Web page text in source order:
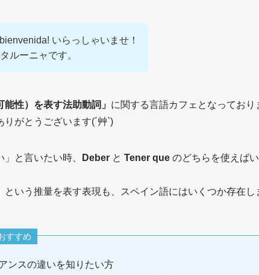
いらっしゃいませ！
ルーニャです。
能性）を表す法助動詞」 に関する言語カフェとなっており
がとうございます(´艸`)
」と言いたい時、 Deber と Tener que のどちらを使えば
という推量を表す表現も、スペイン語にはいくつか存在し
すすめ
ンスの違いを知りたい方